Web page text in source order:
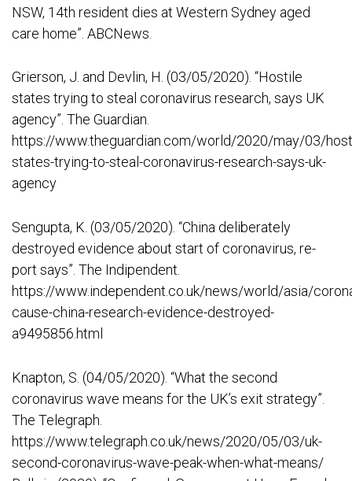
NSW, 14th resident dies at Western Sydney aged
care home”. ABCNews.
Grierson, J. and Devlin, H. (03/05/2020). “Hostile
states trying to steal coronavirus research, says UK
agency”. The Guardian.
https://www.theguardian.com/world/2020/may/03/
states-trying-to-steal-coronavirus-research-says-uk-
agency
Sengupta, K. (03/05/2020). “China deliberately
destroyed evidence about start of coronavirus, re-
port says”. The Indipendent.
https://www.independent.co.uk/news/world/asia/
cause-china-research-evidence-destroyed-
a9495856.html
Knapton, S. (04/05/2020). “What the second
coronavirus wave means for the UK’s exit strategy”.
The Telegraph.
https://www.telegraph.co.uk/news/2020/05/03/uk-
second-coronavirus-wave-peak-when-what-means/